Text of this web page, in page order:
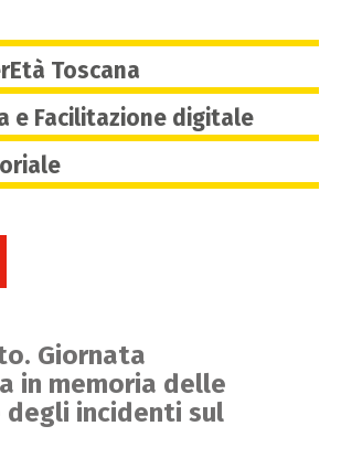
Toscana
e Facilitazione digitale
Giornata
in memoria delle
incidenti sul